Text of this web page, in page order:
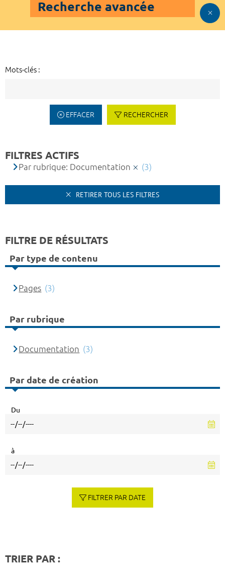
Recherche avancée
Mots-clés :
EFFACER RECHERCHER
FILTRES ACTIFS
Par rubrique: Documentation (3)
RETIRER TOUS LES FILTRES
FILTRE DE RÉSULTATS
Par type de contenu
Pages (3)
Par rubrique
Documentation (3)
Par date de création
Du
à
FILTRER PAR DATE
TRIER PAR :